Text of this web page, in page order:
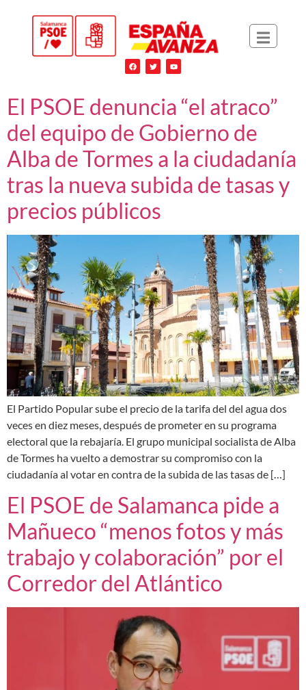
El PSOE denuncia “el atraco”
del equipo de Gobierno de
Alba de Tormes a la ciudadanía
tras la nueva subida de tasas y
precios públicos
El Partido Popular sube el precio de la tarifa del del agua dos
veces en diez meses, después de prometer en su programa
electoral que la rebajaría. El grupo municipal socialista de Alba
de Tormes ha vuelto a demostrar su compromiso con la
ciudadanía al votar en contra de la subida de las tasas de […]
El PSOE de Salamanca pide a
Mañueco “menos fotos y más
trabajo y colaboración” por el
Corredor del Atlántico